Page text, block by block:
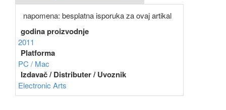
napomena: besplatna isporuka za ovaj artikal
godina proizvodnje
2011
Platforma
PC / Mac
Izdavač / Distributer / Uvoznik
Electronic Arts